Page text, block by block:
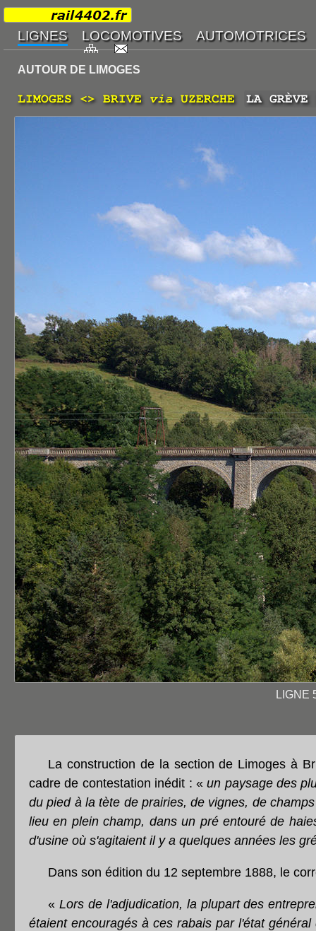
AUTOUR DE LIMOGES
LIMOGES <> BRIVE viaUZERCHE LA GRÈVE
LIGNE
La construction de la section de Limoges à
cadre de contestation inédit : «un paysage des
du pied à la tète de prairies, de vignes, de
lieu en plein champ, dans un pré entouré de
d'usine où s'agitaient il y a quelques années les
Dans son édition du 12 septembre 1888, le
« Lors de l'adjudication, la plupart des
étaient encouragés à ces rabais par l'état